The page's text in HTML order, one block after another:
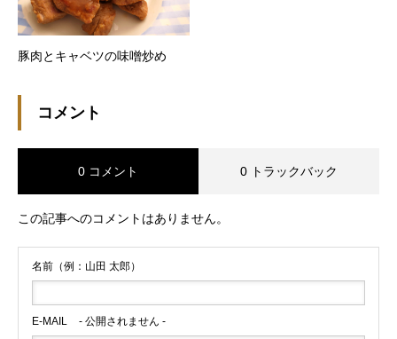
豚肉とキャベツの味噌炒め
コメント
0 コメント 0 トラックバック
この記事へのコメントはありません。
名前（例：山田 太郎）
E-MAIL - 公開されません -